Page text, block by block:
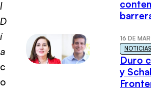
l
D
í
a
c
o
16 DE
NOTICIAS
Duro
y